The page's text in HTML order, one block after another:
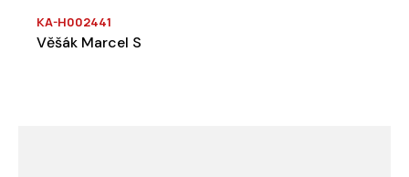
KA-H002441
Věšák Marcel S